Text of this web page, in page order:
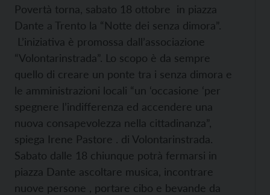
Povertà torna, sabato 18 ottobre in piazza
Dante a Trento la “Notte dei senza dimora”.
L’iniziativa è promossa dall’associazione
“Volontarinstrada”. Lo scopo è da sempre
quello di creare un ponte tra i senza dimora e
le amministrazioni locali “un ‘occasione ‘per
spegnere l’indifferenza ed accendere una
nuova consapevolezza nella cittadinanza”,
spiega Irene Pastore . di Volontarinstrada.
Sabato dalle 18 chiunque potrà fermarsi in
piazza Dante ascoltare musica, incontrare
nuove persone , portare cibo e bevande da